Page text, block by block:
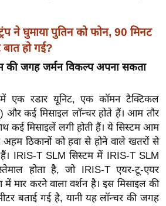
ने घुमाया पुतिन को फोन, 90 मिनट
बात हो गई?
की जगह जर्मन विकल्प अपना सकता
में एक रडार यूनिट, एक कॉमन टैक्टिकल
कई मिसाइल लॉन्चर होते हैं। आम तौर
कई मिसाइलें लगी होती हैं। ये सिस्टम आम
अहम ठिकानों को हवा से होने वाले खतरों से
IRIS-T SLM सिस्टम में IRIS-T SLM
होता है, जो IRIS-T एयर-टू-एयर
मार करने वाला वर्शन है। इस मिसाइल की
बताई गई है, यानी यह लॉन्चर की जगह